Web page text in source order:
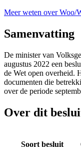
Meer weten over Woo/
Samenvatting
De minister van
augustus 2022 een
de Wet open overheid.
documenten die
over de periode
Over dit
Soort besluit